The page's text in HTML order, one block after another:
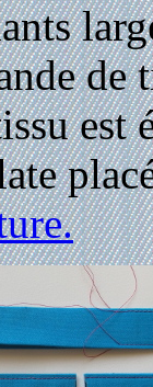
de
est